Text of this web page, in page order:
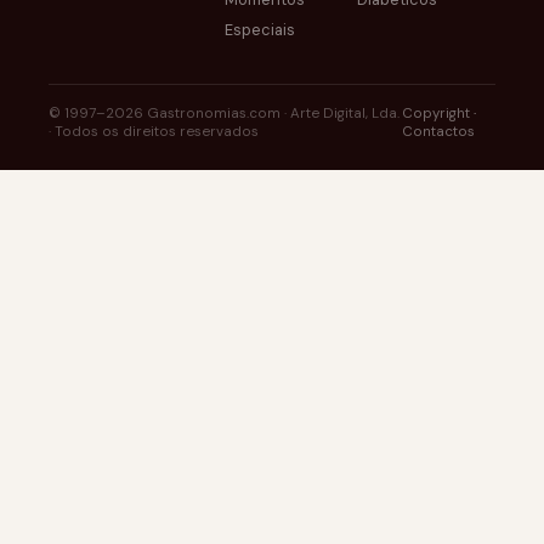
Especiais
© 1997–2026 Gastronomias.com · Arte Digital, Lda.
· Todos os direitos reservados
Copyright·
Contactos